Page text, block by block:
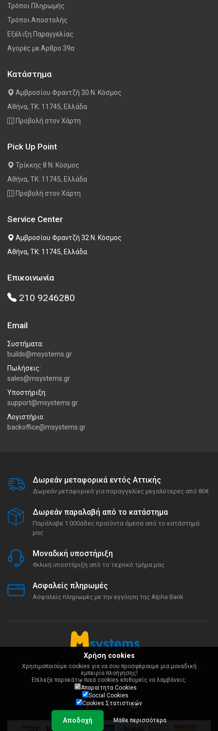
Τρόποι Πληρωμής
Τρόποι Αποστολής
Εξέλιξη Παραγγελίας
Αγορές με Άρθρο 39α
Κατάστημα
Αμβροσίου Φραντζή 30 Ν. Κόσμος
Αθήνα, ΤΚ: 11745, Ελλάδα
Προβολή στον Χάρτη
Pick Up Point
Τρίκκης 8 Ν. Κόσμος
Αθήνα, ΤΚ: 11745, Ελλάδα
Προβολή στον Χάρτη
Service Center
Αμβροσίου Φραντζή 32 Ν. Κόσμος
Αθήνα, ΤΚ: 11745, Ελλάδα
Επικοινωνία
210 9246280
Email
Συστήματα:
builds@msystems.gr
Πωλήσεις:
sales@msystems.gr
Υποστήριξη:
support@msystems.gr
Λογιστήριο:
backoffice@msystems.gr
Δωρεάν μεταφορικά εντός Αττικής
Δωρεάν μεταφορικά για παραγγελίες μεγαλύτερες από 80€
Δωρεάν παραλαβή από το κατάστημα
Παράλαβε 1.000άδες προϊόντα άμεσα από το κατάστημά
μας
Μοναδική υποστήριξη
Φιλική υποστήριξη από το τεχνικό τμήμα μας
Ασφαλείς πληρωμές
Ασφαλείς πληρωμές με την εγγύηση της Alpha Bank
Όροι Χρήσης Ρυθμίσεις Cookies
Εταιρική Υπευθυνότητα
Ευκαιρίες Καριέρας
Χρήση cookies
Χρησιμοποιούμε cookies για να σου προσφέρουμε μια μοναδική
εμπειρία πλοήγησης!
Επίλεξε παρακάτω ποιά cookies επιθυμείς να λαμβάνεις:
Απαραίτητα Cookies
Social Cookies
Cookies Στατιστικών
Αποδοχή Μάθε περισσότερα